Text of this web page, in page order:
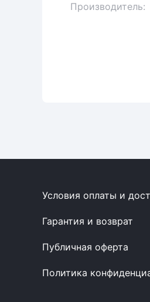
Производитель:
Условия оплаты и
Гарантия и возврат
Публичная оферта
Политика